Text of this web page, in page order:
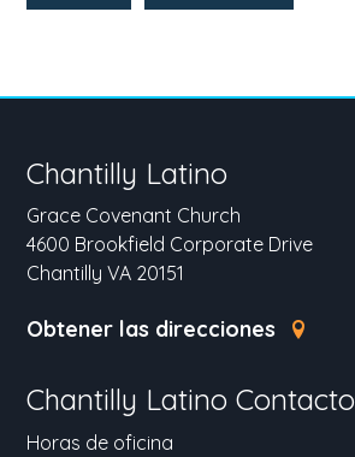
Chantilly Latino
Grace Covenant Church
4600 Brookfield Corporate Drive
Chantilly VA 20151
Obtener las direcciones
Chantilly Latino Contacto
Horas de oficina